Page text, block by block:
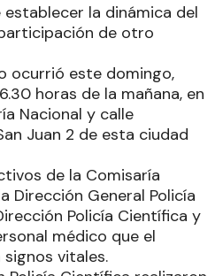
la dinámica del
de otro
ocurrió este domingo,
horas de la mañana, en
Nacional y calle
Juan 2 de esta ciudad
de la Comisaría
Dirección General Policía
Policía Científica y
médico que el
vitales.